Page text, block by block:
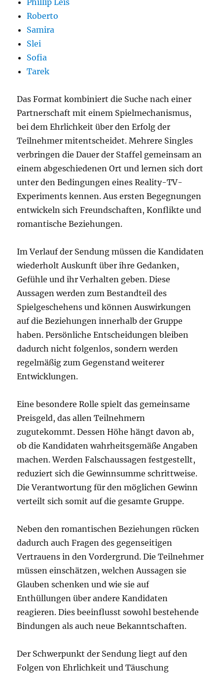
Phillip Leis
Roberto
Samira
Slei
Sofia
Tarek
Das Format kombiniert die Suche nach einer
Partnerschaft mit einem Spielmechanismus,
bei dem Ehrlichkeit über den Erfolg der
Teilnehmer mitentscheidet. Mehrere Singles
verbringen die Dauer der Staffel gemeinsam an
einem abgeschiedenen Ort und lernen sich dort
unter den Bedingungen eines Reality-TV-
Experiments kennen. Aus ersten Begegnungen
entwickeln sich Freundschaften, Konflikte und
romantische Beziehungen.
Im Verlauf der Sendung müssen die Kandidaten
wiederholt Auskunft über ihre Gedanken,
Gefühle und ihr Verhalten geben. Diese
Aussagen werden zum Bestandteil des
Spielgeschehens und können Auswirkungen
auf die Beziehungen innerhalb der Gruppe
haben. Persönliche Entscheidungen bleiben
dadurch nicht folgenlos, sondern werden
regelmäßig zum Gegenstand weiterer
Entwicklungen.
Eine besondere Rolle spielt das gemeinsame
Preisgeld, das allen Teilnehmern
zugutekommt. Dessen Höhe hängt davon ab,
ob die Kandidaten wahrheitsgemäße Angaben
machen. Werden Falschaussagen festgestellt,
reduziert sich die Gewinnsumme schrittweise.
Die Verantwortung für den möglichen Gewinn
verteilt sich somit auf die gesamte Gruppe.
Neben den romantischen Beziehungen rücken
dadurch auch Fragen des gegenseitigen
Vertrauens in den Vordergrund. Die Teilnehmer
müssen einschätzen, welchen Aussagen sie
Glauben schenken und wie sie auf
Enthüllungen über andere Kandidaten
reagieren. Dies beeinflusst sowohl bestehende
Bindungen als auch neue Bekanntschaften.
Der Schwerpunkt der Sendung liegt auf den
Folgen von Ehrlichkeit und Täuschung